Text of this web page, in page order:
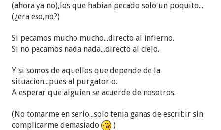
(ahora ya no),los que habian pecado solo un poquito...
(¿era eso,no?)
Si pecamos mucho mucho...directo al infierno.
Si no pecamos nada nada...directo al cielo.
Y si somos de aquellos que depende de la
situacion...pues al purgatorio.
A esperar que alguien se acuerde de nosotros.
(No tomarme en serio...solo tenia ganas de escribir sin
complicarme demasiado
)